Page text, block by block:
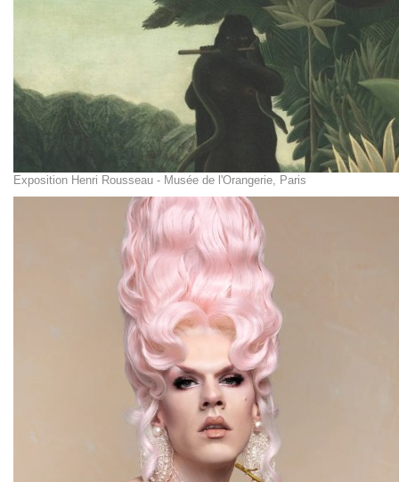
Exposition Henri Rousseau - Musée de l'Orangerie, Paris